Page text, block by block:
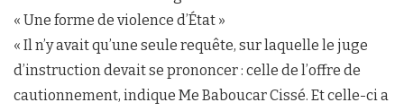
« Une forme de violence d’État »
« Il n’y avait qu’une seule requête, sur laquelle le juge
d’instruction devait se prononcer : celle de l’offre de
cautionnement, indique Me Baboucar Cissé. Et celle-ci a